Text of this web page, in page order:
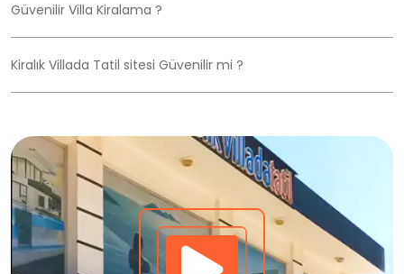
Güvenilir Villa Kiralama ?
Kiralık Villada Tatil sitesi Güvenilir mi ?